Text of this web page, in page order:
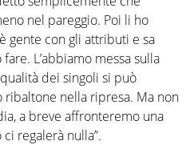
nel pareggio. Poi li ho
gente con gli attributi e sa
L’abbiamo messa sulla
dei singoli si può
nella ripresa. Ma non
a breve affronteremo una
regalerà nulla”.